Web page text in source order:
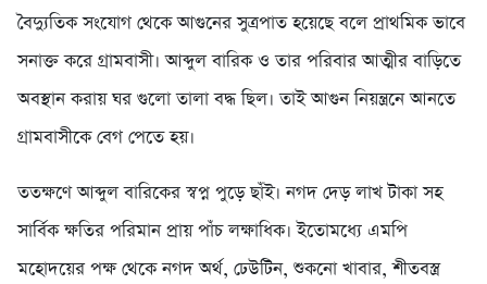
বৈদ্যুতিক সংযোগ থেকে আগুনের সুত্রপাত হয়েছে বলে প্রাথমিক ভাবে
সনাক্ত করে গ্রামবাসী। আব্দুল বারিক ও তার পরিবার আত্মীর বাড়িতে
অবস্থান করায় ঘর গুলো তালা বদ্ধ ছিল। তাই আগুন নিয়ন্ত্রনে আনতে
গ্রামবাসীকে বেগ পেতে হয়।
ততক্ষণে আব্দুল বারিকের স্বপ্ন পুড়ে ছাঁই। নগদ দেড় লাখ টাকা সহ
সার্বিক ক্ষতির পরিমান প্রায় পাঁচ লক্ষাধিক। ইতোমধ্যে এমপি
মহোদয়ের পক্ষ থেকে নগদ অর্থ, ঢেউটিন, শুকনো খাবার, শীতবস্ত্র